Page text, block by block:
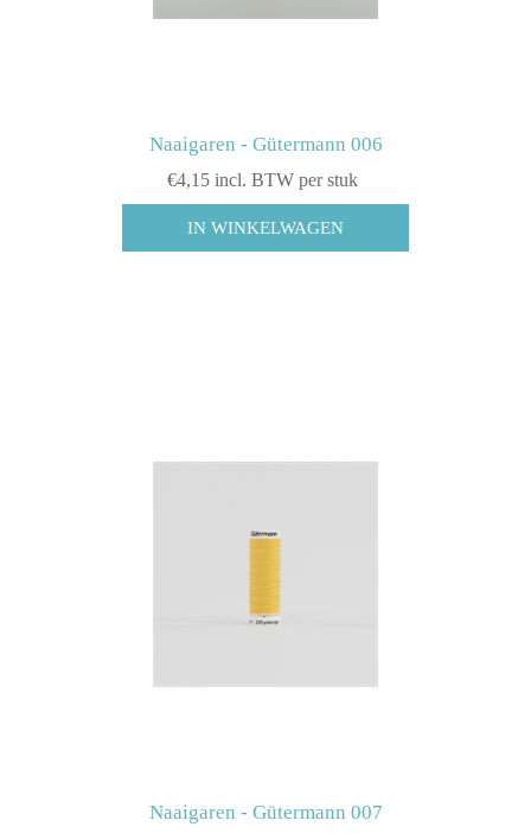
Naaigaren - Gütermann 006
€4,15 incl. BTW per stuk
Naaigaren - Gütermann 007